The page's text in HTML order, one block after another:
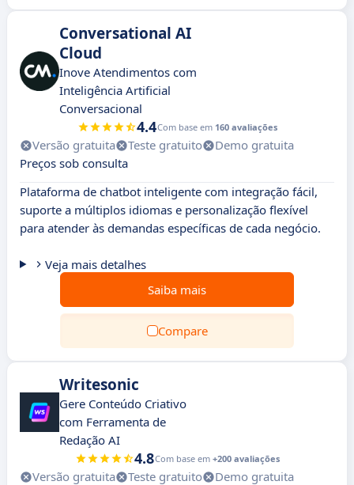
Conversational AI
Cloud
Inove Atendimentos com
Inteligência Artificial
Conversacional
4.4Com base em 160 avaliações
Versão gratuita Teste gratuito
Demo gratuita
Preços sob consulta
Plataforma de chatbot inteligente com integração fácil,
suporte a múltiplos idiomas e personalização flexível
para atender às demandas específicas de cada negócio.
Veja mais detalhes
Saiba mais
Compare
Writesonic
Gere Conteúdo Criativo
com Ferramenta de
Redação AI
4.8Com base em +200 avaliações
Versão gratuita Teste gratuito
Demo gratuita